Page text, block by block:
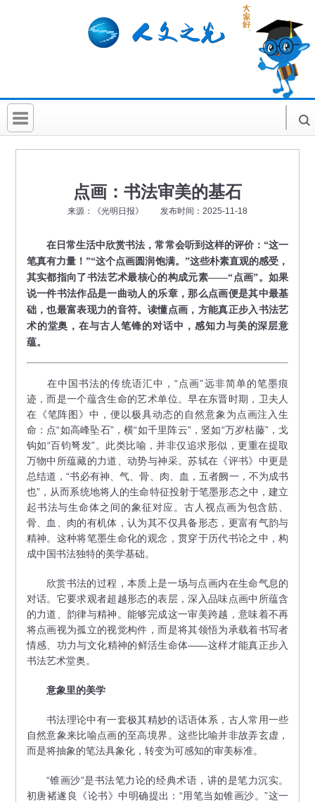
首 页
社科讲堂
科普活动
点画：书法审美的基石
来源：《光明日报》 发布时间：2025-11-18
在日常生活中欣赏书法，常常会听到这样的评价：“这一
笔真有力量！”“这个点画圆润饱满。”这些朴素直观的感受，
其实都指向了书法艺术最核心的构成元素——“点画”。如果
说一件书法作品是一曲动人的乐章，那么点画便是其中最基
础，也最富表现力的音符。读懂点画，方能真正步入书法艺
术的堂奥，在与古人笔锋的对话中，感知力与美的深层意
蕴。
在中国书法的传统语汇中，“点画”远非简单的笔墨痕
迹，而是一个蕴含生命的艺术单位。早在东晋时期，卫夫人
在《笔阵图》中，便以极具动态的自然意象为点画注入生
命：点“如高峰坠石”，横“如千里阵云”，竖如“万岁枯藤”，戈
钩如“百钧弩发”。此类比喻，并非仅追求形似，更重在提取
万物中所蕴藏的力道、动势与神采。苏轼在《评书》中更是
总结道，“书必有神、气、骨、肉、血，五者阙一，不为成书
也”，从而系统地将人的生命特征投射于笔墨形态之中，建立
起书法与生命体之间的象征对应。古人视点画为包含筋、
骨、血、肉的有机体，认为其不仅具备形态，更富有气韵与
精神。这种将笔墨生命化的观念，贯穿于历代书论之中，构
成中国书法独特的美学基础。
欣赏书法的过程，本质上是一场与点画内在生命气息的
对话。它要求观者超越形态的表层，深入品味点画中所蕴含
的力道、韵律与精神。能够完成这一审美跨越，意味着不再
将点画视为孤立的视觉构件，而是将其领悟为承载着书写者
情感、功力与文化精神的鲜活生命体——这样才能真正步入
书法艺术堂奥。
意象里的美学
书法理论中有一套极其精妙的话语体系，古人常用一些
自然意象来比喻点画的至高境界。这些比喻并非故弄玄虚，
而是将抽象的笔法具象化，转变为可感知的审美标准。
“锥画沙”是书法笔力论的经典术语，讲的是笔力沉实。
初唐褚遂良《论书》中明确提出：“用笔当如锥画沙。”这一